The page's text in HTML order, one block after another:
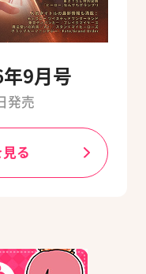
9月号
発売
る